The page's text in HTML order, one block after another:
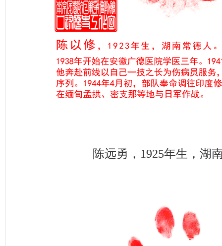
陈远勇，1925年生，湖